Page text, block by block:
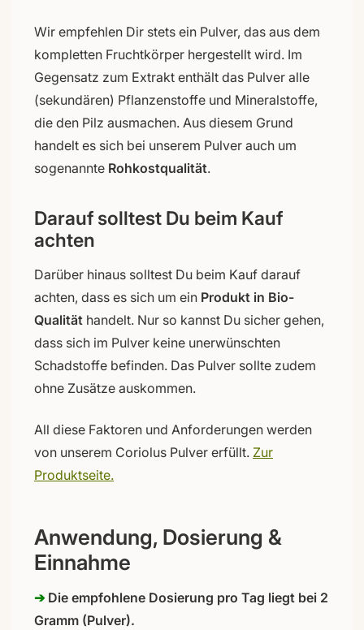
Wir empfehlen Dir stets ein Pulver, das aus dem
kompletten Fruchtkörper hergestellt wird. Im
Gegensatz zum Extrakt enthält das Pulver alle
(sekundären) Pflanzenstoffe und Mineralstoffe,
die den Pilz ausmachen. Aus diesem Grund
handelt es sich bei unserem Pulver auch um
sogenannte Rohkostqualität.
Darauf solltest Du beim Kauf
achten
Darüber hinaus solltest Du beim Kauf darauf
achten, dass es sich um ein Produkt in Bio-
Qualität handelt. Nur so kannst Du sicher gehen,
dass sich im Pulver keine unerwünschten
Schadstoffe befinden. Das Pulver sollte zudem
ohne Zusätze auskommen.
All diese Faktoren und Anforderungen werden
von unserem Coriolus Pulver erfüllt. Zur
Produktseite.
Anwendung, Dosierung &
Einnahme
➔Die empfohlene Dosierung pro Tag liegt bei 2
Gramm (Pulver).